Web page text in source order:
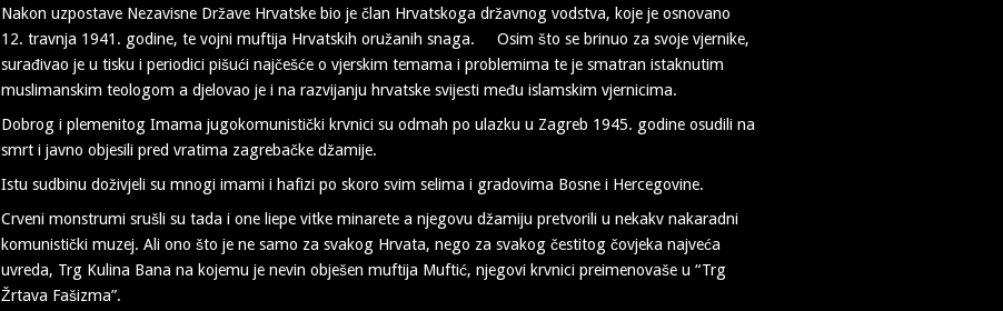
Nakon uzpostave Nezavisne Države Hrvatske bio je član Hrvatskoga državnog vodstva, koje je osnovano
12. travnja 1941. godine, te vojni muftija Hrvatskih oružanih snaga. Osim što se brinuo za svoje vjernike,
surađivao je u tisku i periodici pišući najčešće o vjerskim temama i problemima te je smatran istaknutim
muslimanskim teologom a djelovao je i na razvijanju hrvatske svijesti među islamskim vjernicima.
Dobrog i plemenitog Imama jugokomunistički krvnici su odmah po ulazku u Zagreb 1945. godine osudili na
smrt i javno objesili pred vratima zagrebačke džamije.
Istu sudbinu doživjeli su mnogi imami i hafizi po skoro svim selima i gradovima Bosne i Hercegovine.
Crveni monstrumi srušli su tada i one liepe vitke minarete a njegovu džamiju pretvorili u nekakv nakaradni
komunistički muzej. Ali ono što je ne samo za svakog Hrvata, nego za svakog čestitog čovjeka najveća
uvreda, Trg Kulina Bana na kojemu je nevin obješen muftija Muftić, njegovi krvnici preimenovaše u “Trg
Žrtava Fašizma”.